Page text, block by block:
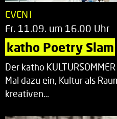
EVENT
Fr. 11.09. um 16.00 Uhr
katho Poetry Slam
Der katho
Mal dazu ein, Kultur als
kreativen…